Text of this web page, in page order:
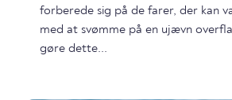
forberede sig på de farer, der kan
med at svømme på en ujævn
gøre dette...